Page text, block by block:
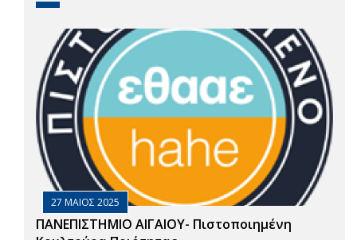
27 ΜΑΙΟΣ 2025
ΠΑΝΕΠΙΣΤΗΜΙΟ ΑΙΓΑΙΟΥ- Πιστοποιημένη